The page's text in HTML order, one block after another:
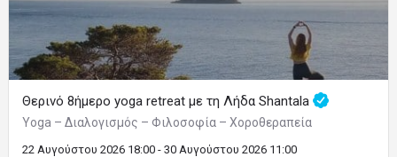
Θερινό 8ήμερο yoga retreat με τη Λήδα Shantala
Yoga – Διαλογισμός – Φιλοσοφία – Χοροθεραπεία
22 Αυγούστου 2026 18:00 - 30 Αυγούστου 2026 11:00